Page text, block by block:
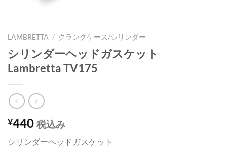
LAMBRETTA / クランクケース/シリンダー
シリンダーヘッドガスケット
Lambretta TV175
¥440 税込み
シリンダーヘッドガスケット